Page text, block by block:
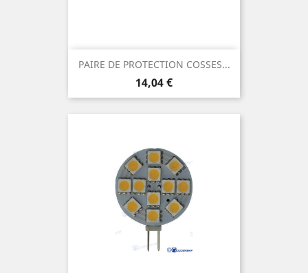
PAIRE DE PROTECTION COSSES...
Prix
14,04 €